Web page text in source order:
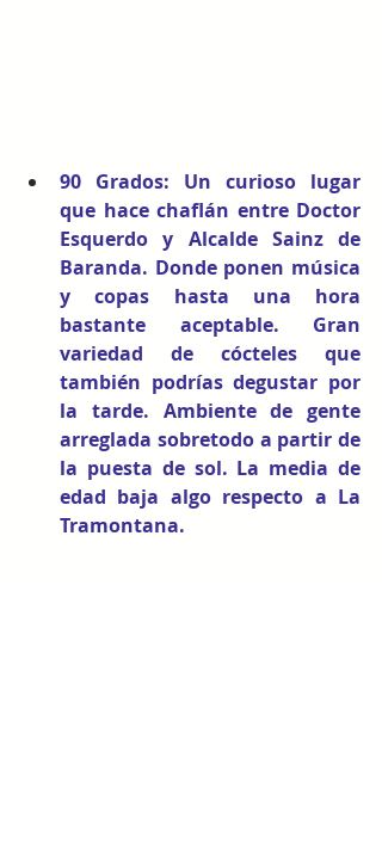
90 Grados: Un curioso lugar
que hace chaflán entre Doctor
Esquerdo y Alcalde Sainz de
Baranda. Donde ponen música
y copas hasta una hora
bastante aceptable. Gran
variedad de cócteles que
también podrías degustar por
la tarde. Ambiente de gente
arreglada sobretodo a partir de
la puesta de sol. La media de
edad baja algo respecto a La
Tramontana.